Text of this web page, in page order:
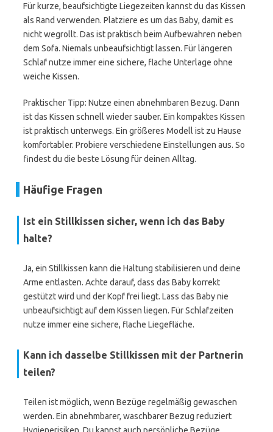
Für kurze, beaufsichtigte Liegezeiten kannst du das Kissen
als Rand verwenden. Platziere es um das Baby, damit es
nicht wegrollt. Das ist praktisch beim Aufbewahren neben
dem Sofa. Niemals unbeaufsichtigt lassen. Für längeren
Schlaf nutze immer eine sichere, flache Unterlage ohne
weiche Kissen.
Praktischer Tipp: Nutze einen abnehmbaren Bezug. Dann
ist das Kissen schnell wieder sauber. Ein kompaktes Kissen
ist praktisch unterwegs. Ein größeres Modell ist zu Hause
komfortabler. Probiere verschiedene Einstellungen aus. So
findest du die beste Lösung für deinen Alltag.
Häufige Fragen
Ist ein Stillkissen sicher, wenn ich das Baby
halte?
Ja, ein Stillkissen kann die Haltung stabilisieren und deine
Arme entlasten. Achte darauf, dass das Baby korrekt
gestützt wird und der Kopf frei liegt. Lass das Baby nie
unbeaufsichtigt auf dem Kissen liegen. Für Schlafzeiten
nutze immer eine sichere, flache Liegefläche.
Kann ich dasselbe Stillkissen mit der Partnerin
teilen?
Teilen ist möglich, wenn Bezüge regelmäßig gewaschen
werden. Ein abnehmbarer, waschbarer Bezug reduziert